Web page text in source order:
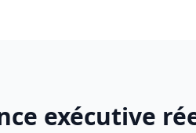
exécutive